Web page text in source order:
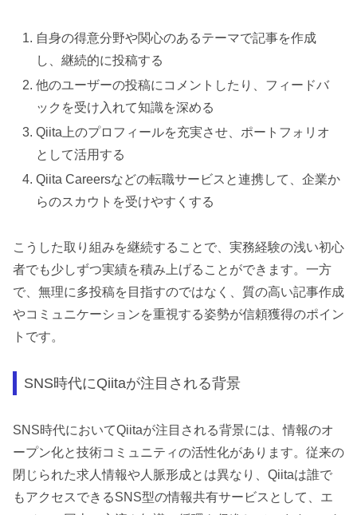
自身の得意分野や関心のあるテーマで記事を作成
し、継続的に投稿する
他のユーザーの投稿にコメントしたり、フィードバ
ックを受け入れて知識を深める
Qiita上のプロフィールを充実させ、ポートフォリオ
として活用する
Qiita Careersなどの転職サービスと連携して、企業か
らのスカウトを受けやすくする
こうした取り組みを継続することで、実務経験の浅い初心
者でも少しずつ実績を積み上げることができます。一方
で、無理に多投稿を目指すのではなく、質の高い記事作成
やコミュニケーションを重視する姿勢が信頼獲得のポイン
トです。
SNS時代にQiitaが注目される背景
SNS時代においてQiitaが注目される背景には、情報のオ
ープン化と技術コミュニティの活性化があります。従来の
閉じられた求人情報や人脈形成とは異なり、Qiitaは誰で
もアクセスできるSNS型の情報共有サービスとして、エ